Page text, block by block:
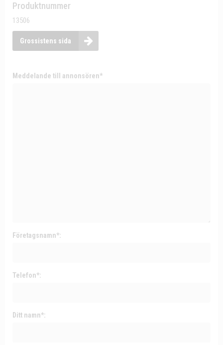
Produktnummer
13506
Grossistens sida
Meddelande till annonsören*
Företagsnamn*:
Telefon*:
Ditt namn*: